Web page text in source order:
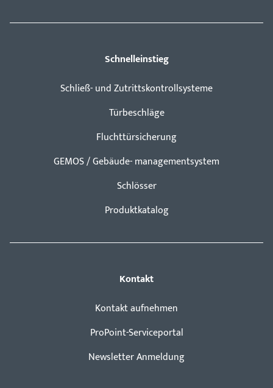
Schnelleinstieg
Schließ- und Zutrittskontrollsysteme
Türbeschläge
Fluchttürsicherung
GEMOS / Gebäude- managementsystem
Schlösser
Produktkatalog
Kontakt
Kontakt aufnehmen
ProPoint-Serviceportal
Newsletter Anmeldung